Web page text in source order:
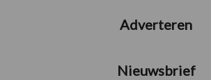
Adverteren
Nieuwsbrief